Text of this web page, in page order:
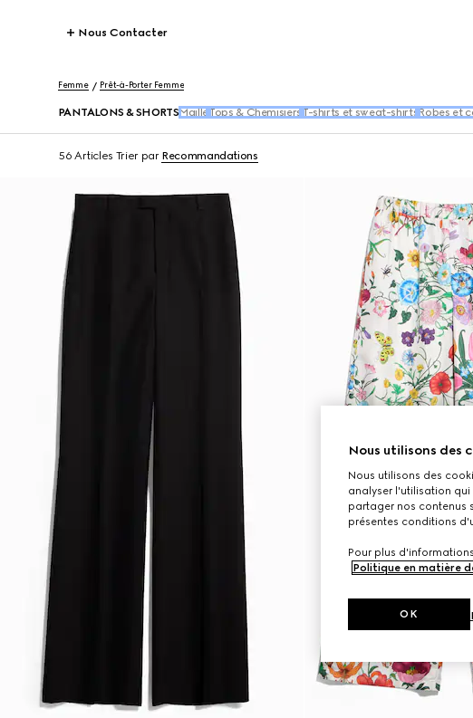
Nous Contacter
Femme Prêt-à-Porter Femme
PANTALONS & SHORTS Maille Tops & Chemisiers T-shirts et sweat-shirts Robes et
56 Articles Trier par Recommandations
Nous utilisons des
Nous utilisons des
analyser l'utilisation
partager nos contenus
présentes conditions
Pour plus
Politique en matière
OK